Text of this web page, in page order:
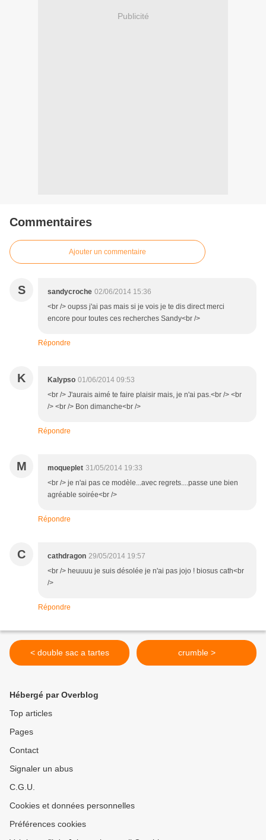
Publicité
Commentaires
Ajouter un commentaire
S sandycroche 02/06/2014 15:36
<br /> oupss j'ai pas mais si je vois je te dis direct merci
encore pour toutes ces recherches Sandy<br />
Répondre
K Kalypso 01/06/2014 09:53
<br /> J'aurais aimé te faire plaisir mais, je n'ai pas.<br /> <br
/> <br /> Bon dimanche<br />
Répondre
M moqueplet 31/05/2014 19:33
<br /> je n'ai pas ce modèle...avec regrets....passe une bien
agréable soirée<br />
Répondre
C cathdragon 29/05/2014 19:57
<br /> heuuuu je suis désolée je n'ai pas jojo ! biosus cath<br
/>
Répondre
< double sac a tartes crumble >
Hébergé par Overblog
Top articles
Pages
Contact
Signaler un abus
C.G.U.
Cookies et données personnelles
Préférences cookies